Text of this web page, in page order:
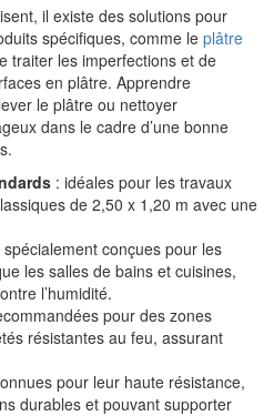
il existe des solutions pour
spécifiques, comme le plâtre
traiter les imperfections et de
en plâtre. Apprendre
le plâtre ou nettoyer
dans le cadre d’une bonne
: idéales pour les travaux
de 2,50 x 1,20 m avec une
spécialement conçues pour les
les salles de bains et cuisines,
l’humidité.
pour des zones
résistantes au feu, assurant
pour leur haute résistance,
durables et pouvant supporter